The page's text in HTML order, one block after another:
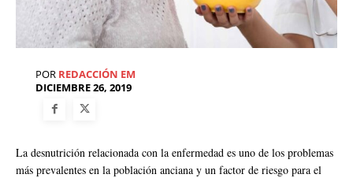
POR REDACCIÓN EM
DICIEMBRE 26, 2019
La desnutrición relacionada con la enfermedad es uno de los problemas
más prevalentes en la población anciana y un factor de riesgo para el